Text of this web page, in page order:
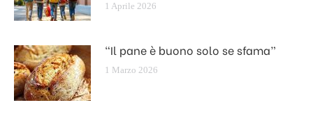
1 Aprile 2026
“Il pane è buono solo se sfama”
1 Marzo 2026